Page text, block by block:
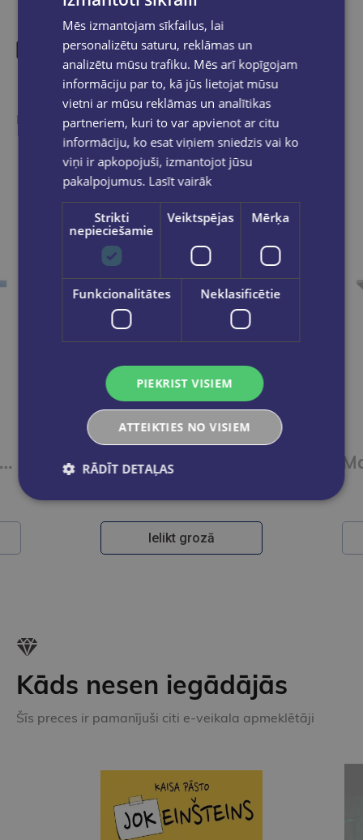
Līdzīgas preces
Ieskaties, varbūt noder
Marķieris visām virsmām STABILO WRITE-4ALL | M | Zils GNP
Ielikt grozā
Kāds nesen iegādājās
Šīs preces ir pamanījuši citi e-veikala apmeklētāji
Mēs izmantojam sīkfailus, lai
personalizētu saturu, reklāmas un
analizētu mūsu trafiku. Mēs arī kopīgojam
informāciju par to, kā jūs lietojat mūsu
vietni ar mūsu reklāmas un analītikas
partneriem, kuri to var apvienot ar citu
informāciju, ko esat viņiem sniedzis vai ko
viņi ir apkopojuši, izmantojot jūsu
pakalpojumus. Lasīt vairāk
Strikti
nepieciešamie
Veiktspējas Mērķa
Funkcionalitātes Neklasificētie
PIEKRIST VISIEM
ATTEIKTIES NO VISIEM
RĀDĪT DETAĻAS